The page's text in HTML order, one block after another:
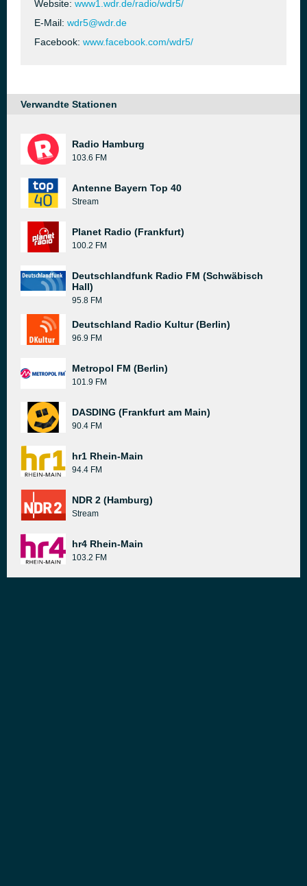
Website: www1.wdr.de/radio/wdr5/
E-Mail: wdr5@wdr.de
Facebook: www.facebook.com/wdr5/
Verwandte Stationen
Radio Hamburg
103.6 FM
Antenne Bayern Top 40
Stream
Planet Radio (Frankfurt)
100.2 FM
Deutschlandfunk Radio FM (Schwäbisch
Hall)
95.8 FM
Deutschland Radio Kultur (Berlin)
96.9 FM
Metropol FM (Berlin)
101.9 FM
DASDING (Frankfurt am Main)
90.4 FM
hr1 Rhein-Main
94.4 FM
NDR 2 (Hamburg)
Stream
hr4 Rhein-Main
103.2 FM